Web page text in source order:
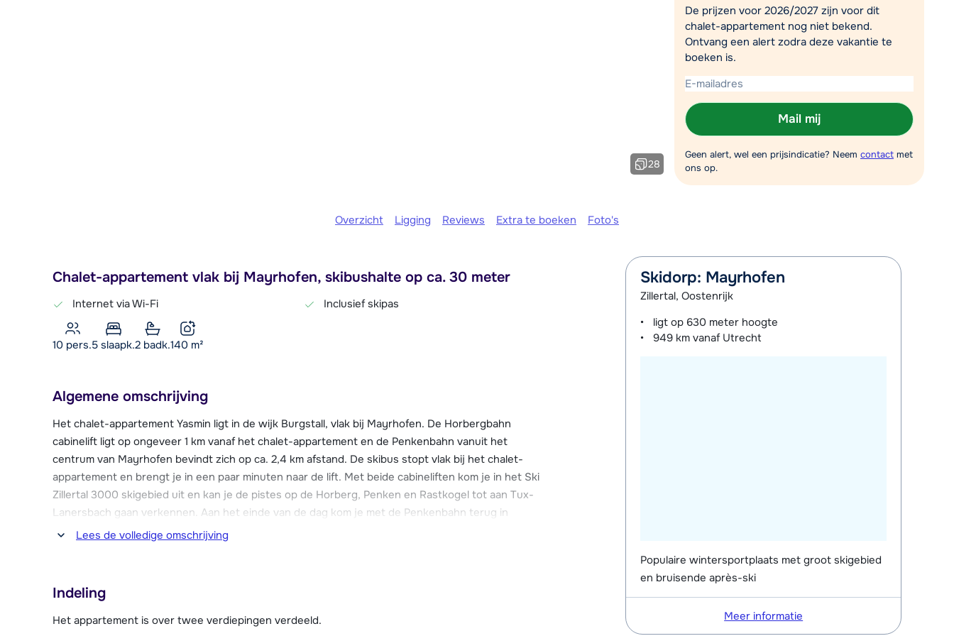
Plan een terugbelverzoek
We zijn er vandaag om 09:00 uur.
Bel ons via 0348 - 43 46 49
28
De prijzen voor 2026/2027 zijn voor dit
chalet-appartement nog niet bekend.
Ontvang een alert zodra deze vakantie te
boeken is.
Mail mij
Geen alert, wel een prijsindicatie? Neem contact met
ons op.
Overzicht Ligging Reviews Extra te boeken Foto's
Chalet-appartement vlak bij Mayrhofen, skibushalte op ca. 30 meter
Internet via Wi-Fi Inclusief skipas
10 pers.5 slaapk.2 badk.140 m²
Algemene omschrijving
Het chalet-appartement Yasmin ligt in de wijk Burgstall, vlak bij Mayrhofen. De Horbergbahn
cabinelift ligt op ongeveer 1 km vanaf het chalet-appartement en de Penkenbahn vanuit het
centrum van Mayrhofen bevindt zich op ca. 2,4 km afstand. De skibus stopt vlak bij het chalet-
appartement en brengt je in een paar minuten naar de lift. Met beide cabineliften kom je in het Ski
Zillertal 3000 skigebied uit en kan je de pistes op de Horberg, Penken en Rastkogel tot aan Tux-
Lanersbach gaan verkennen. Aan het einde van de dag kom je met de Penkenbahn terug in
Mayrhofen waar je de dag gezellig af kunt sluiten in één van de après-ski bars. Wil je liever direct
liften bevindt zich een skischool.
Chalet-appartement Yasmin beschikt over een Wi-Fi internetverbinding en in het huis is een
Lees de volledige omschrijving
Indeling
Het appartement is over twee verdiepingen verdeeld.
Skidorp: Mayrhofen
Zillertal, Oostenrijk
ligt op 630 meter hoogte
949 km vanaf Utrecht
Populaire wintersportplaats met groot skigebied
en bruisende après-ski
Meer informatie